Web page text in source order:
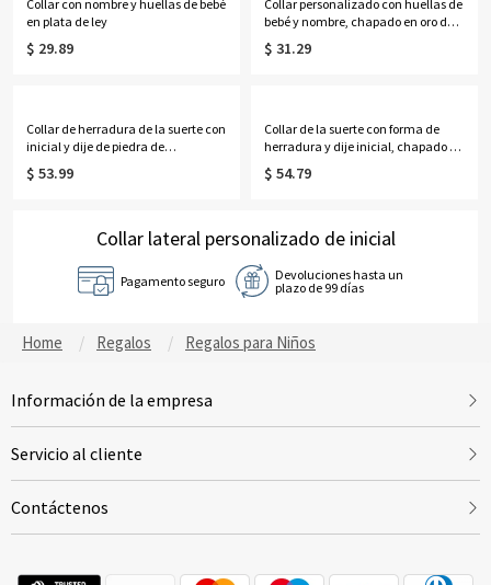
Collar con nombre y huellas de bebé
en plata de ley
$ 29.89
Collar personalizado con huellas de
bebé y nombre, chapado en oro de
18 quilates.
$ 31.29
Collar de herradura de la suerte con
inicial y dije de piedra de
nacimiento
$ 53.99
Collar de la suerte con forma de
herradura y dije inicial, chapado en
oro de 18 quilates.
$ 54.79
Collar lateral personalizado de inicial
Pagamento seguro
Devoluciones hasta un
plazo de 99 días
Home Regalos Regalos para Niños
Información de la empresa
Servicio al cliente
Contáctenos